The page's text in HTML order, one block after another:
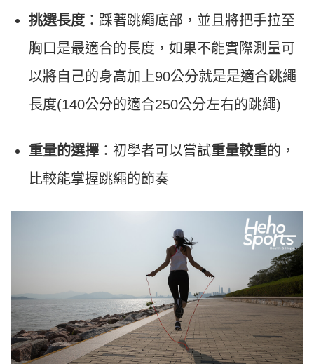
挑選長度 ：踩著跳繩底部，並且將把手拉至
胸口是最適合的長度，如果不能實際測量可
以將自己的身高加上90公分就是是適合跳繩
長度(140公分的適合250公分左右的跳繩)
重量的選擇 ：初學者可以嘗試重量較重的，
比較能掌握跳繩的節奏